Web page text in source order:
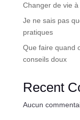
Changer de vie
Je ne sais pas
pratiques
Que faire quand
conseils doux
Recent
Aucun